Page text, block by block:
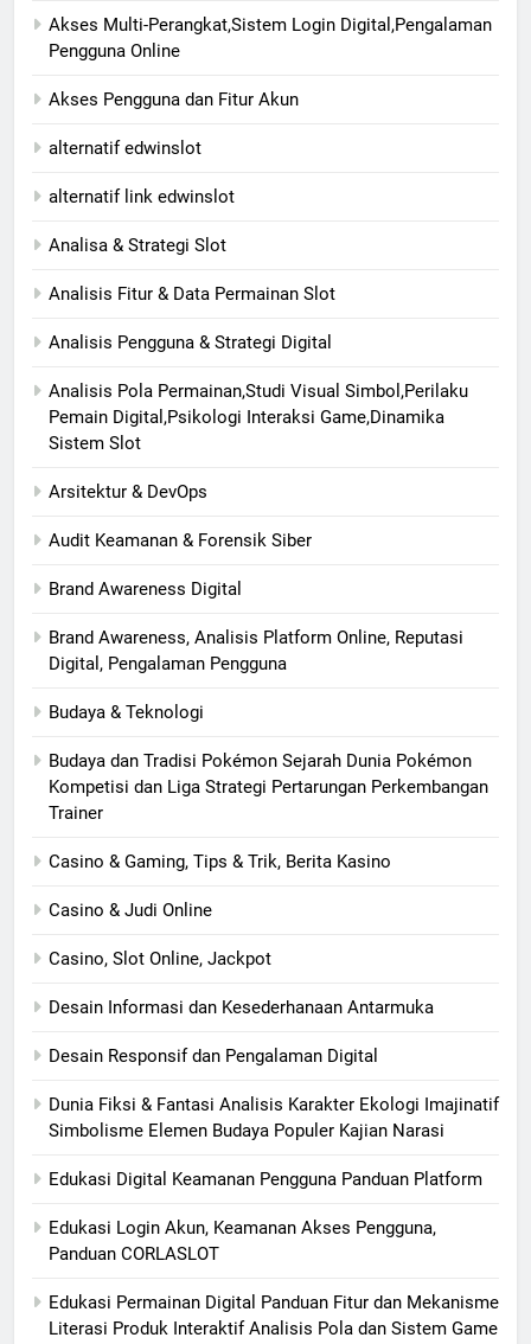
Akses Multi-Perangkat,Sistem Login Digital,Pengalaman
Pengguna Online
Akses Pengguna dan Fitur Akun
alternatif edwinslot
alternatif link edwinslot
Analisa & Strategi Slot
Analisis Fitur & Data Permainan Slot
Analisis Pengguna & Strategi Digital
Analisis Pola Permainan,Studi Visual Simbol,Perilaku
Pemain Digital,Psikologi Interaksi Game,Dinamika
Sistem Slot
Arsitektur & DevOps
Audit Keamanan & Forensik Siber
Brand Awareness Digital
Brand Awareness, Analisis Platform Online, Reputasi
Digital, Pengalaman Pengguna
Budaya & Teknologi
Budaya dan Tradisi Pokémon Sejarah Dunia Pokémon
Kompetisi dan Liga Strategi Pertarungan Perkembangan
Trainer
Casino & Gaming, Tips & Trik, Berita Kasino
Casino & Judi Online
Casino, Slot Online, Jackpot
Desain Informasi dan Kesederhanaan Antarmuka
Desain Responsif dan Pengalaman Digital
Dunia Fiksi & Fantasi Analisis Karakter Ekologi Imajinatif
Simbolisme Elemen Budaya Populer Kajian Narasi
Edukasi Digital Keamanan Pengguna Panduan Platform
Edukasi Login Akun, Keamanan Akses Pengguna,
Panduan CORLASLOT
Edukasi Permainan Digital Panduan Fitur dan Mekanisme
Literasi Produk Interaktif Analisis Pola dan Sistem Game